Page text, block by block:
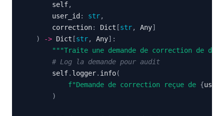
        self
,
        user_id
: str,
        correction
: Dict [str, Any]
)
-> Dict [str, Any] :
"""Traite une demande de correction de
# Log la demande pour audit
        self
. logger. info(
f"Demande de correction reçue de {
)